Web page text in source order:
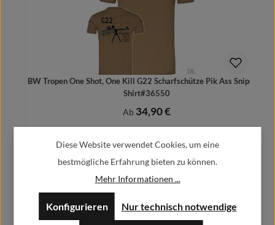
BW Tropen One Shot, One Kill G22 Scharfschütze Pik Ass Sniper T-
Shirt#36550
Regulärer Preis:
Ab 34,90 €
Diese Website verwendet Cookies, um eine
bestmögliche Erfahrung bieten zu können.
Mehr Informationen ...
Nur technisch notwendige
Konfigurieren